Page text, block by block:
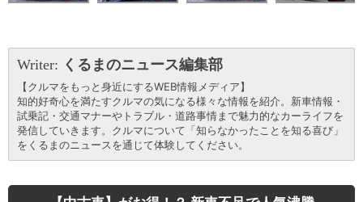
Writer: くるまのニュース編集部
【クルマをもっと身近にするWEB情報メディア】
知的好奇心を満たすクルマの気になる様々な情報を紹介。新車情報・
試乗記・交通マナーやトラブル・道路事情まで魅力的なカーライフを
発信していきます。クルマについて「知らなかったことを知る喜び」
をくるまのニュースを通じて体験してください。